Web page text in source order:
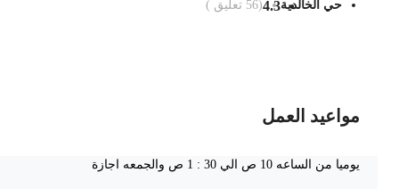
حي الخالدية4.3
(
56تعليق )
مواعيد العمل
يوميا من الساعه 10 ص الي 30 : 1 ص والجمعه اجازة